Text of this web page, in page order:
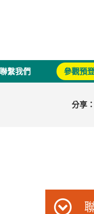
聯繫我們 參觀預
分享：